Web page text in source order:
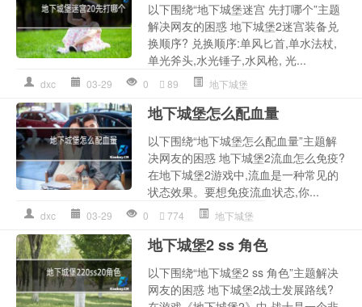
以下围绕“地下城堡迷宫 先打哪个”主题
解决网友的困惑 地下城堡2迷宫装备兑
换顺序? 兑换顺序:单风匕首,单水法杖,
单光斧头,水光锤子,水风枪, 光...
dxc 03-29 0 89 地下城堡
地下城堡怎么配血量
以下围绕“地下城堡怎么配血量”主题解
决网友的困惑 地下城堡2流血怎么免疫?
在地下城堡2游戏中,流血是一种常见的
状态效果。要想免疫流血状态,你...
dxc 03-29 0 774 地下城堡
地下城堡2 ss 角色
以下围绕“地下城堡2 ss 角色”主题解决
网友的困惑 地下城堡2战士发展路线?